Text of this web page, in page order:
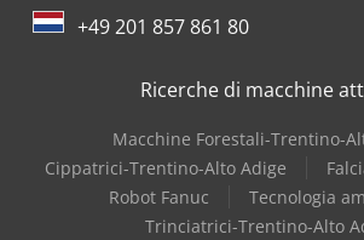
+49 201 857 861 80
Ricerche di macchine
Macchine Forestali-Trentino-
Cippatrici-Trentino-Alto Adige
Robot Fanuc
Tecnologia
Trinciatrici-Trentino-Alto